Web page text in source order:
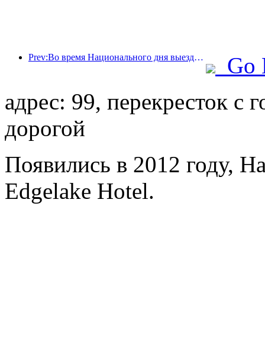
Prev:Во время Национального дня выездные поездки и заказы на вино из городов второго эшелона выросли на 70% по сравнению с аналогичным периодом прошлого года.
Go
адрес: 99, перекресток с
дорогой
Появились в 2012 году,
Edgelake Hotel.